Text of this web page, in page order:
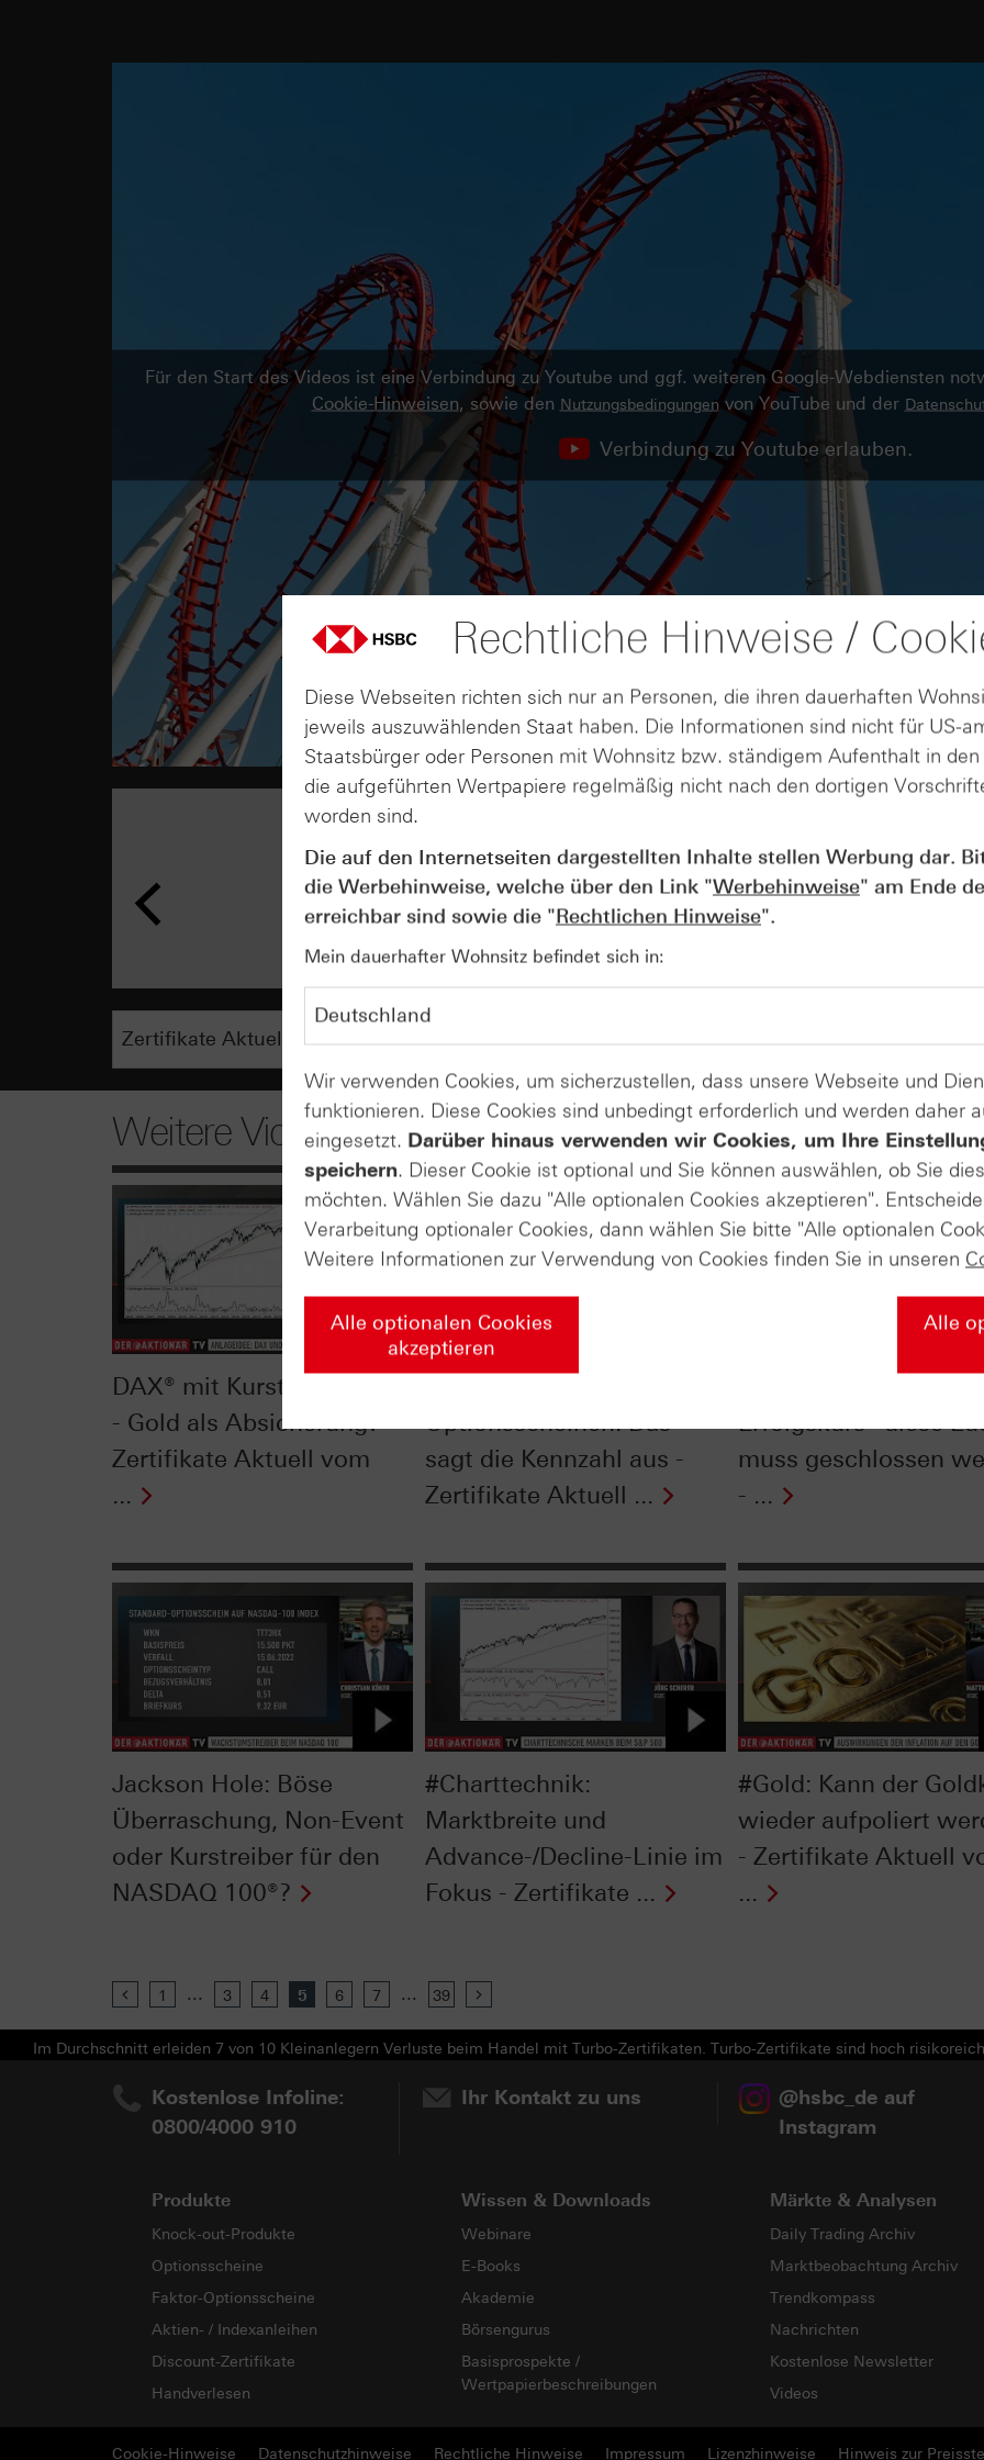
Für den Start des Videos ist eine Verbindung zu Youtube und ggf. weiteren Google-Webdiensten
Cookie-Hinweisen, sowie den Nutzungsbedingungen von YouTube und der
Verbindung zu Youtube erlauben.
AUGUST
04
Der Blick ins Kleingedruckte:
Kündigungen bei Derivaten -
vom 04.08.2026
Weitere Videos
DAX® mit Kursturbulenzen
- Gold als Absicherung? -
Zertifikate Aktuell vom
...
Optionsscheinen: Das
sagt die Kennzahl aus -
Zertifikate Aktuell ...
Erfolgskurs– diese
muss geschlossen
- ...
Jackson Hole: Böse
Überraschung, Non-Event
oder Kurstreiber für den
NASDAQ 100®?
#Charttechnik:
Marktbreite und
Advance-/Decline-Linie im
Fokus - Zertifikate ...
#Gold: Kann der
wieder aufpoliert
- Zertifikate Aktuell
...
Previous
1 ... 3 4 5 6 7 ... 39
Im Durchschnitt erleiden 7 von 10 Kleinanlegern Verluste beim Handel mit Turbo-Zertifikaten. Turbo-Zertifikate sind hoch
Kostenlose Infoline:
0800/4000 910
Ihr Kontakt zu uns
@hsbc_de auf
Instagram
Produkte
Knock-out-Produkte
Optionsscheine
Faktor-Optionsscheine
Aktien- / Indexanleihen
Discount-Zertifikate
Handverlesen
Wissen & Downloads
Webinare
E-Books
Akademie
Börsengurus
Basisprospekte /
Wertpapierbeschreibungen
Märkte & Analysen
Daily Trading Archiv
Marktbeobachtung Archiv
Trendkompass
Nachrichten
Kostenlose Newsletter
Videos
Cookie-Hinweise Datenschutzhinweise Rechtliche Hinweise Impressum Lizenzhinweise Hinweis zur
Rechtliche Hinweise /
Diese Webseiten richten sich nur an Personen, die ihren dauerhaften
jeweils auszuwählenden Staat haben. Die Informationen sind nicht für US-
Staatsbürger oder Personen mit Wohnsitz bzw. ständigem Aufenthalt in
die aufgeführten Wertpapiere regelmäßig nicht nach den dortigen
worden sind.
Die auf den Internetseiten dargestellten Inhalte stellen Werbung dar.
die Werbehinweise, welche über den Link "Werbehinweise" am Ende
erreichbar sind sowie die "Rechtlichen Hinweise".
Mein dauerhafter Wohnsitz befindet sich in:
Wir verwenden Cookies, um sicherzustellen, dass unsere Webseite und
funktionieren. Diese Cookies sind unbedingt erforderlich und werden daher
eingesetzt. Darüber hinaus verwenden wir Cookies, um Ihre
speichern. Dieser Cookie ist optional und Sie können auswählen, ob Sie
möchten. Wählen Sie dazu "Alle optionalen Cookies akzeptieren".
Verarbeitung optionaler Cookies, dann wählen Sie bitte "Alle optionalen
Weitere Informationen zur Verwendung von Cookies finden Sie in unseren
Alle optionalen Cookies
akzeptieren
Alle